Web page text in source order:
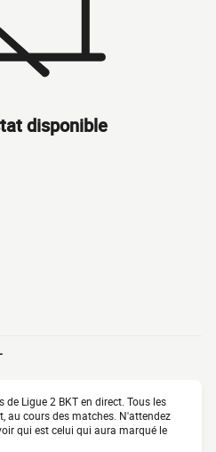
disponible
Ligue 2 BKT en direct. Tous les
au cours des matches. N'attendez
qui est celui qui aura marqué le